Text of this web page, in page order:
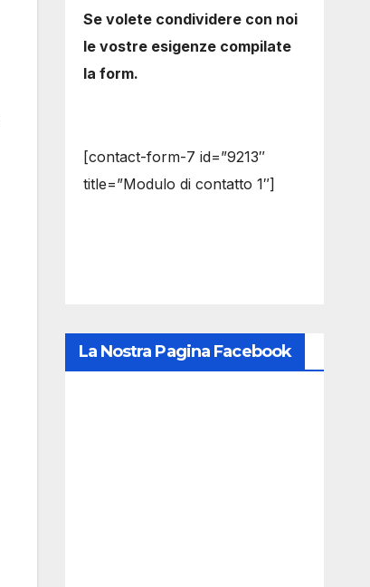
Se volete condividere con noi
le vostre esigenze compilate
la form.
[contact-form-7 id=”9213″
title=”Modulo di contatto 1″]
La Nostra Pagina Facebook